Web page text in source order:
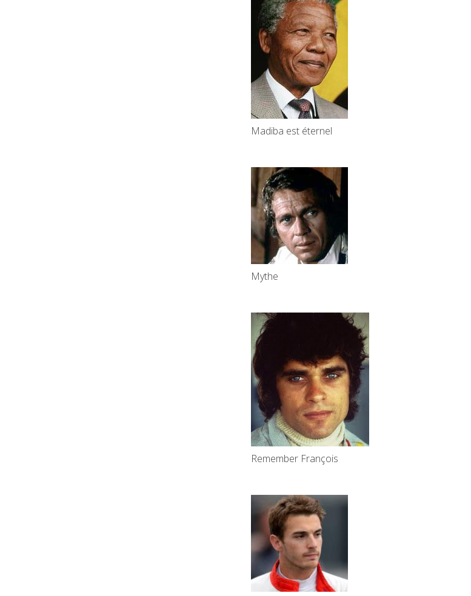
Madiba est éternel
Mythe
Remember François